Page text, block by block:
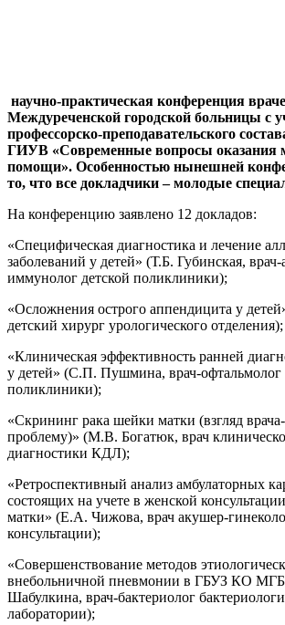
научно-практическая конференция
Междуреченской городской больницы с
профессорско-преподавательского
ГИУВ «Современные вопросы оказания
помощи». Особенностью нынешней
то, что все докладчики – молодые
На конференцию заявлено 12 докладов:
«Специфическая диагностика и лечение
заболеваний у детей» (Т.Б. Губинская, врач-
иммунолог детской поликлиники);
«Осложнения острого аппендицита у
детский хирург урологического отделения);
«Клиническая эффективность ранней
у детей» (С.П. Пушмина, врач-офтальмолог
поликлиники);
«Скрининг рака шейки матки (взгляд
проблему)» (М.В. Богатюк, врач
диагностики КДЛ);
«Ретроспективный анализ амбулаторных
состоящих на учете в женской
матки» (Е.А. Чижова, врач акушер-
консультации);
«Совершенствование методов
внебольничной пневмонии в ГБУЗ КО
Шабулкина, врач-бактериолог
лаборатории);